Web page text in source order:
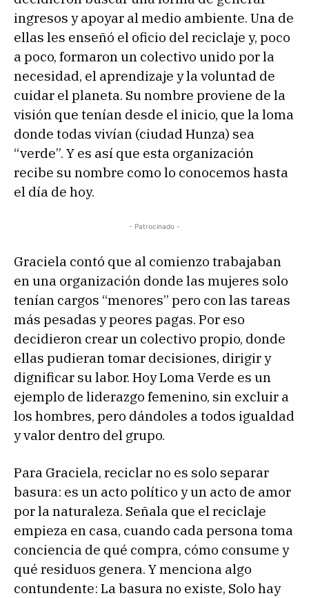
ingresos y apoyar al medio ambiente. Una de
ellas les enseñó el oficio del reciclaje y, poco
a poco, formaron un colectivo unido por la
necesidad, el aprendizaje y la voluntad de
cuidar el planeta. Su nombre proviene de la
visión que tenían desde el inicio, que la loma
donde todas vivían (ciudad Hunza) sea
“verde”. Y es así que esta organización
recibe su nombre como lo conocemos hasta
el día de hoy.
- Patrocinado -
Graciela contó que al comienzo trabajaban
en una organización donde las mujeres solo
tenían cargos “menores’’ pero con las tareas
más pesadas y peores pagas. Por eso
decidieron crear un colectivo propio, donde
ellas pudieran tomar decisiones, dirigir y
dignificar su labor. Hoy Loma Verde es un
ejemplo de liderazgo femenino, sin excluir a
los hombres, pero dándoles a todos igualdad
y valor dentro del grupo.
Para Graciela, reciclar no es solo separar
basura: es un acto político y un acto de amor
por la naturaleza. Señala que el reciclaje
empieza en casa, cuando cada persona toma
conciencia de qué compra, cómo consume y
qué residuos genera. Y menciona algo
contundente: La basura no existe, Solo hay